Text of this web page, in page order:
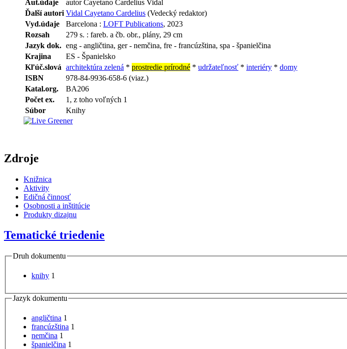
Aut.údaje
autor Cayetano Cardelius Vidal
Ďalší autori Vidal Cayetano Cardelius (Vedecký redaktor)
Vyd.údaje
Barcelona : LOFT Publications, 2023
Rozsah
279 s. : fareb. a čb. obr., plány, 29 cm
Jazyk dok. eng - angličtina, ger - nemčina, fre - francúzština, spa - španielčina
Krajina
ES - Španielsko
Kľúč.slová architektúra zelená * prostredie prírodné * udržateľnosť * interiéry * domy
ISBN
978-84-9936-658-6 (viaz.)
Katal.org.
BA206
Počet ex.
1, z toho voľných 1
Súbor
Knihy
Zdroje
Knižnica
Aktivity
Edičná činnosť
Osobnosti a inštitúcie
Produkty dizajnu
Tematické triedenie
Druh dokumentu
knihy 1
Jazyk dokumentu
angličtina 1
francúzština 1
nemčina 1
španielčina 1